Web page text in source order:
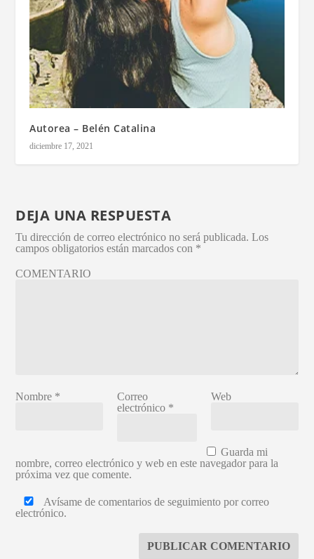
Autorea – Belén Catalina
diciembre 17, 2021
DEJA UNA RESPUESTA
Tu dirección de correo electrónico no será publicada. Los
campos obligatorios están marcados con *
COMENTARIO
Nombre *
Correo
electrónico *
Web
Guarda mi
nombre, correo electrónico y web en este navegador para la
próxima vez que comente.
Avísame de comentarios de seguimiento por correo
electrónico.